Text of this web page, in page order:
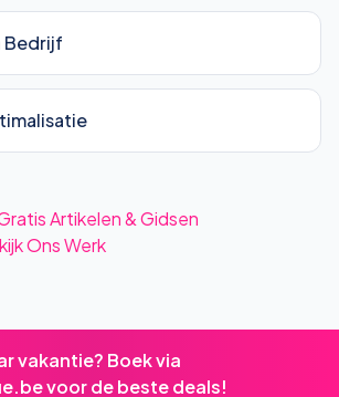
Bedrijf
Artikelen & Gidsen
Ons Werk
vakantie? Boek via
voor de beste deals!